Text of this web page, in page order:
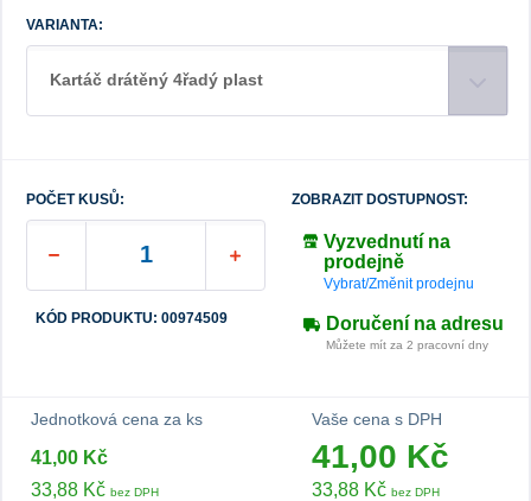
VARIANTA:
Kartáč drátěný 4řadý plast
POČET KUSŮ:
KÓD PRODUKTU: 00974509
ZOBRAZIT DOSTUPNOST:
Vyzvednutí na
prodejně
Vybrat/Změnit prodejnu
Doručení na adresu
Můžete mít za 2 pracovní dny
Jednotková cena za ks
41,00 Kč
33,88 Kč bez DPH
Vaše cena s DPH
41,00 Kč
33,88 Kč bez DPH